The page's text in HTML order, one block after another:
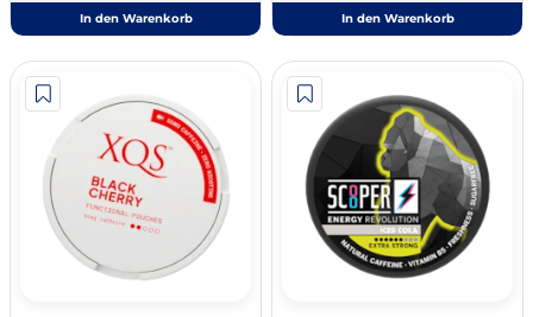
In den Warenkorb In den Warenkorb